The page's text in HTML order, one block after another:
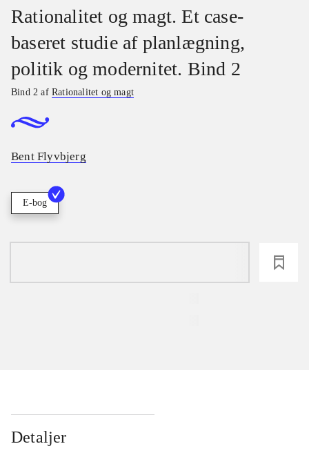
Rationalitet og magt. Et case-
baseret studie af planlægning,
politik og modernitet. Bind 2
Bind 2 afRationalitet og magt
Bent Flyvbjerg
E-bog
Detaljer